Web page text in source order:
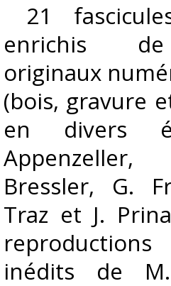
21
enrichis
originaux
(bois, gravure
en divers
Bressler, G.
Traz et J.
inédits de